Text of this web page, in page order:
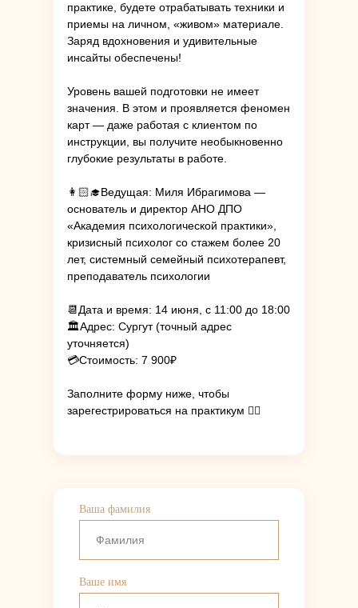
практике, будете отрабатывать техники и
приемы на личном, «живом» материале.
Заряд вдохновения и удивительные
инсайты обеспечены!
Уровень вашей подготовки не имеет
значения. В этом и проявляется феномен
карт — даже работая с клиентом по
инструкции, вы получите необыкновенно
глубокие результаты в работе.
👩🏻‍🎓Ведущая: Миля Ибрагимова —
основатель и директор АНО ДПО
«Академия психологической практики»,
кризисный психолог со стажем более 20
лет, системный семейный психотерапевт,
преподаватель психологии
📆Дата и время: 14 июня, с 11:00 до 18:00
🏛️Адрес: Сургут (точный адрес
уточняется)
💳Стоимость: 7 900₽
Заполните форму ниже, чтобы
зарегестрироваться на практикум 👇🏼
Ваша фамилия
Ваше имя